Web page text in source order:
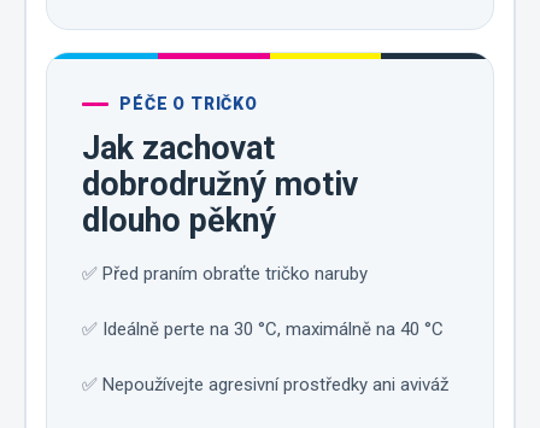
PÉČE O TRIČKO
Jak zachovat
dobrodružný motiv
dlouho pěkný
✅ Před praním obraťte tričko naruby
✅ Ideálně perte na 30 °C, maximálně na 40 °C
✅ Nepoužívejte agresivní prostředky ani aviváž